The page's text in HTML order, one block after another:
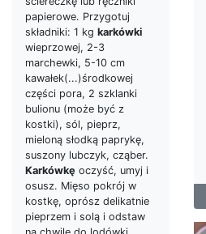
papierowe. Przygotuj
składniki: 1 kg karkówki
wieprzowej, 2-3
marchewki, 5-10 cm
kawałek(...)środkowej
części pora, 2 szklanki
bulionu (może być z
kostki), sól, pieprz,
mieloną słodką paprykę,
suszony lubczyk, cząber.
Karkówkę oczyść, umyj i
osusz. Mięso pokrój w
kostkę, oprósz delikatnie
pieprzem i solą i odstaw
na chwilę do lodówki.